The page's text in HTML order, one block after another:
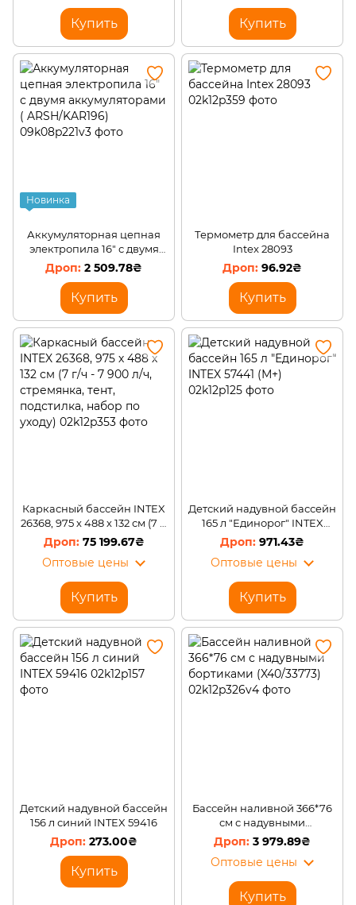
(ARSH/KAR194)
Купить
ARSH/KAR195)
Купить
Новинка
Аккумуляторная цепная
электропила 16" с двумя
аккумуляторами (
ARSH/KAR196)
2 509.78₴
Купить
Термометр для бассейна
Intex 28093
96.92₴
Купить
Каркасный бассейн INTEX
26368, 975 х 488 х 132 см (7 г/
ч - 7 900 л/ч, стремянка,
тент, подстилка, набор по
уходу)
75 199.67₴
Оптовые цены
Купить
Детский надувной бассейн
165 л "Единорог" INTEX
57441 (М+)
971.43₴
Оптовые цены
Купить
Детский надувной бассейн
156 л синий INTEX 59416
273.00₴
Купить
Бассейн наливной 366*76
см с надувными
бортиками (X40/33773)
3 979.89₴
Оптовые цены
Купить